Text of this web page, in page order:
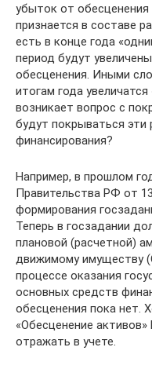
убыток от
признается в составе
есть в конце года
период будут
обесценения. Иными
итогам года
возникает вопрос с
будут покрываться
финансирования?
Например, в прошлом
Правительства РФ от
формирования
Теперь в госзадании
плановой (расчетной)
движимому имуществу
процессе оказания
основных средств
обесценения пока нет.
«Обесценение
отражать в учете.